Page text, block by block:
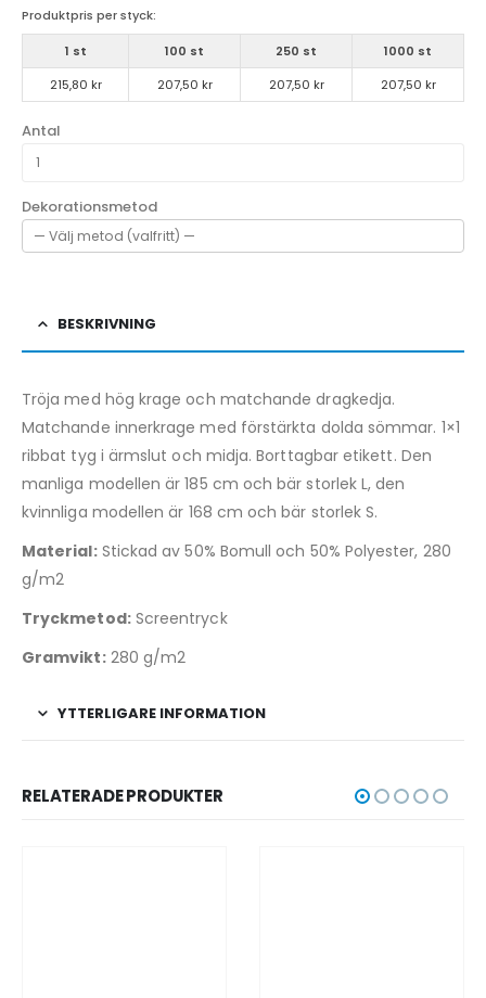
Produktpris per styck:
1 st 100 st 250 st
1000 st
215,80 kr
207,50 kr 207,50 kr 207,50 kr
Antal
Dekorationsmetod
BESKRIVNING
Tröja med hög krage och matchande dragkedja.
Matchande innerkrage med förstärkta dolda sömmar. 1×1
ribbat tyg i ärmslut och midja. Borttagbar etikett. Den
manliga modellen är 185 cm och bär storlek L, den
kvinnliga modellen är 168 cm och bär storlek S.
Material:Stickad av 50% Bomull och 50% Polyester, 280
g/m2
Tryckmetod:Screentryck
Gramvikt:280 g/m2
YTTERLIGARE INFORMATION
RELATERADE PRODUKTER